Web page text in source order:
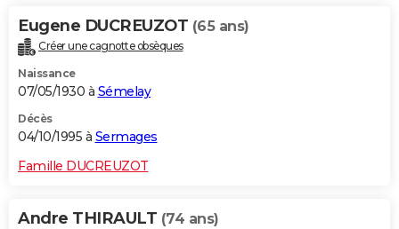
Eugene DUCREUZOT (65 ans)
Créer une cagnotte obsèques
Naissance
07/05/1930 à Sémelay
Décès
04/10/1995 à Sermages
Famille DUCREUZOT
Andre THIRAULT (74 ans)